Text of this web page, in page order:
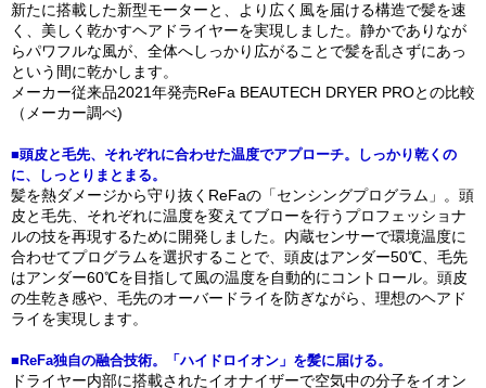
新たに搭載した新型モーターと、より広く風を届ける構造で髪を速
く、美しく乾かすヘアドライヤーを実現しました。静かでありなが
らパワフルな風が、全体へしっかり広がることで髪を乱さずにあっ
という間に乾かします。
メーカー従来品2021年発売ReFa BEAUTECH DRYER PROとの比較
（メーカー調べ)
■頭皮と毛先、それぞれに合わせた温度でアプローチ。しっかり乾くの
に、しっとりまとまる。
髪を熱ダメージから守り抜くReFaの「センシングプログラム」。頭
皮と毛先、それぞれに温度を変えてブローを行うプロフェッショナ
ルの技を再現するために開発しました。内蔵センサーで環境温度に
合わせてプログラムを選択することで、頭皮はアンダー50℃、毛先
はアンダー60℃を目指して風の温度を自動的にコントロール。頭皮
の生乾き感や、毛先のオーバードライを防ぎながら、理想のヘアド
ライを実現します。
■ReFa独自の融合技術。「ハイドロイオン」を髪に届ける。
ドライヤー内部に搭載されたイオナイザーで空気中の分子をイオン